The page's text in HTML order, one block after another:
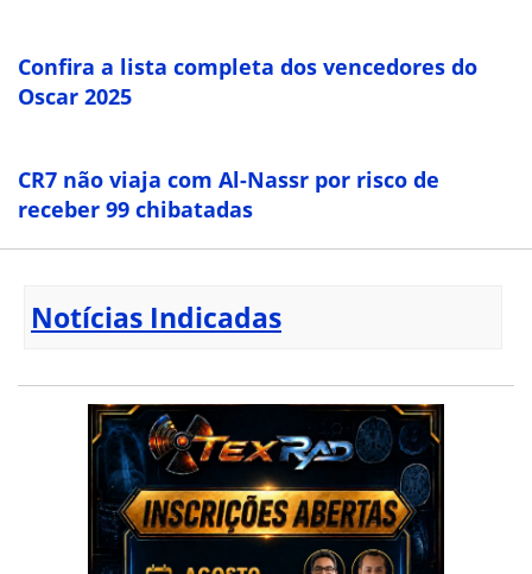
Confira a lista completa dos vencedores do
Oscar 2025
CR7 não viaja com Al-Nassr por risco de
receber 99 chibatadas
Notícias Indicadas